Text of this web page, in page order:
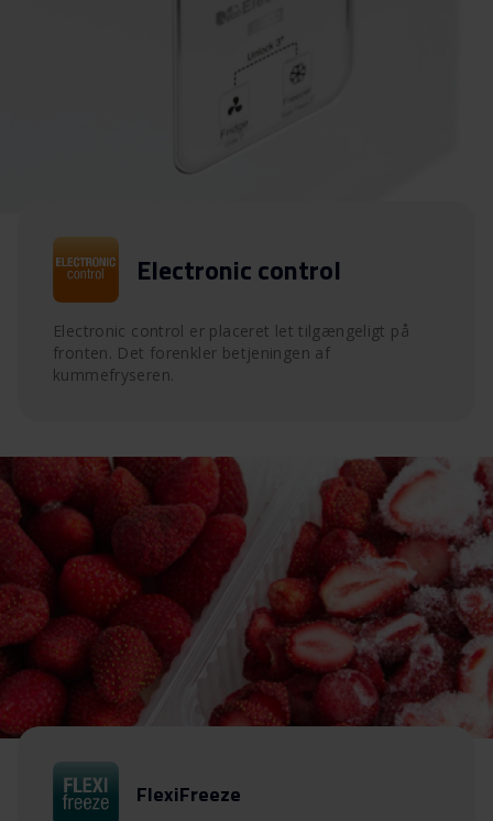
Electronic control
Electronic control er placeret let tilgængeligt på
fronten. Det forenkler betjeningen af
kummefryseren.
FlexiFreeze